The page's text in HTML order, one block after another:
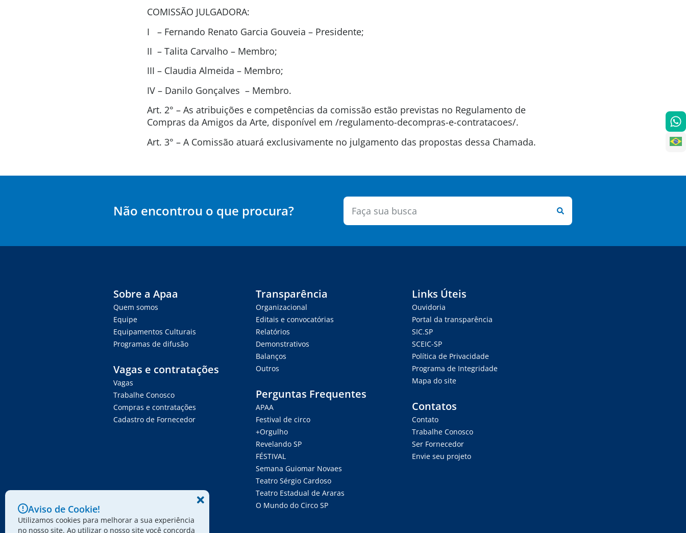
COMISSÃO JULGADORA:
I – Fernando Renato Garcia Gouveia – Presidente;
II – Talita Carvalho – Membro;
III – Claudia Almeida – Membro;
IV – Danilo Gonçalves – Membro.
Art. 2° – As atribuições e competências da comissão estão previstas no Regulamento de
Compras da Amigos da Arte, disponível em /regulamento-decompras-e-contratacoes/.
Art. 3° – A Comissão atuará exclusivamente no julgamento das propostas dessa Chamada.
Não encontrou o que procura?
Sobre a Apaa
Quem somos
Equipe
Equipamentos Culturais
Programas de difusão
Vagas e contratações
Vagas
Trabalhe Conosco
Compras e contratações
Cadastro de Fornecedor
Transparência
Organizacional
Editais e convocatórias
Relatórios
Demonstrativos
Balanços
Outros
Perguntas Frequentes
APAA
Festival de circo
+Orgulho
Revelando SP
FÉSTIVAL
Semana Guiomar Novaes
Teatro Sérgio Cardoso
Teatro Estadual de Araras
O Mundo do Circo SP
Links Úteis
Ouvidoria
Portal da transparência
SIC.SP
SCEIC-SP
Política de Privacidade
Programa de Integridade
Mapa do site
Contatos
Contato
Trabalhe Conosco
Ser Fornecedor
Envie seu projeto
Aviso de Cookie!
Utilizamos cookies para melhorar a sua experiência
no nosso site. Ao utilizar o nosso site você concorda